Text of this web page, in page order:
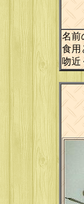
名前
食用
吻近